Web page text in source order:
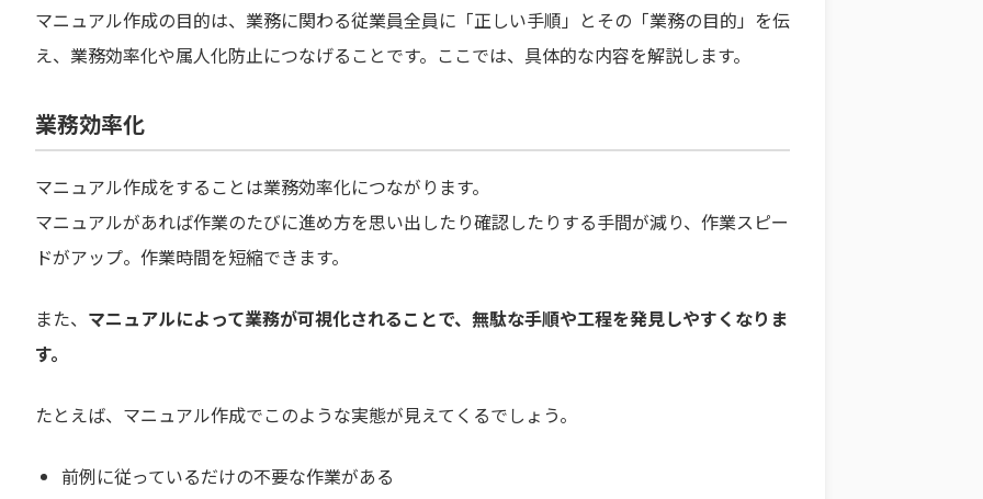
マニュアル作成の目的は、業務に関わる従業員全員に「正しい手順」とその「業務の目的」を伝
え、業務効率化や属人化防止につなげることです。ここでは、具体的な内容を解説します。
業務効率化
マニュアル作成をすることは業務効率化につながります。
マニュアルがあれば作業のたびに進め方を思い出したり確認したりする手間が減り、作業スピー
ドがアップ。作業時間を短縮できます。
また、 マニュアルによって業務が可視化されることで、無駄な手順や工程を発見しやすくなりま
す。
たとえば、マニュアル作成でこのような実態が見えてくるでしょう。
前例に従っているだけの不要な作業がある